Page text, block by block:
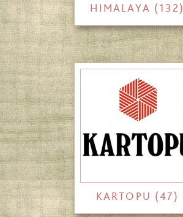
HIMALAYA (132)
KARTOPU (47)